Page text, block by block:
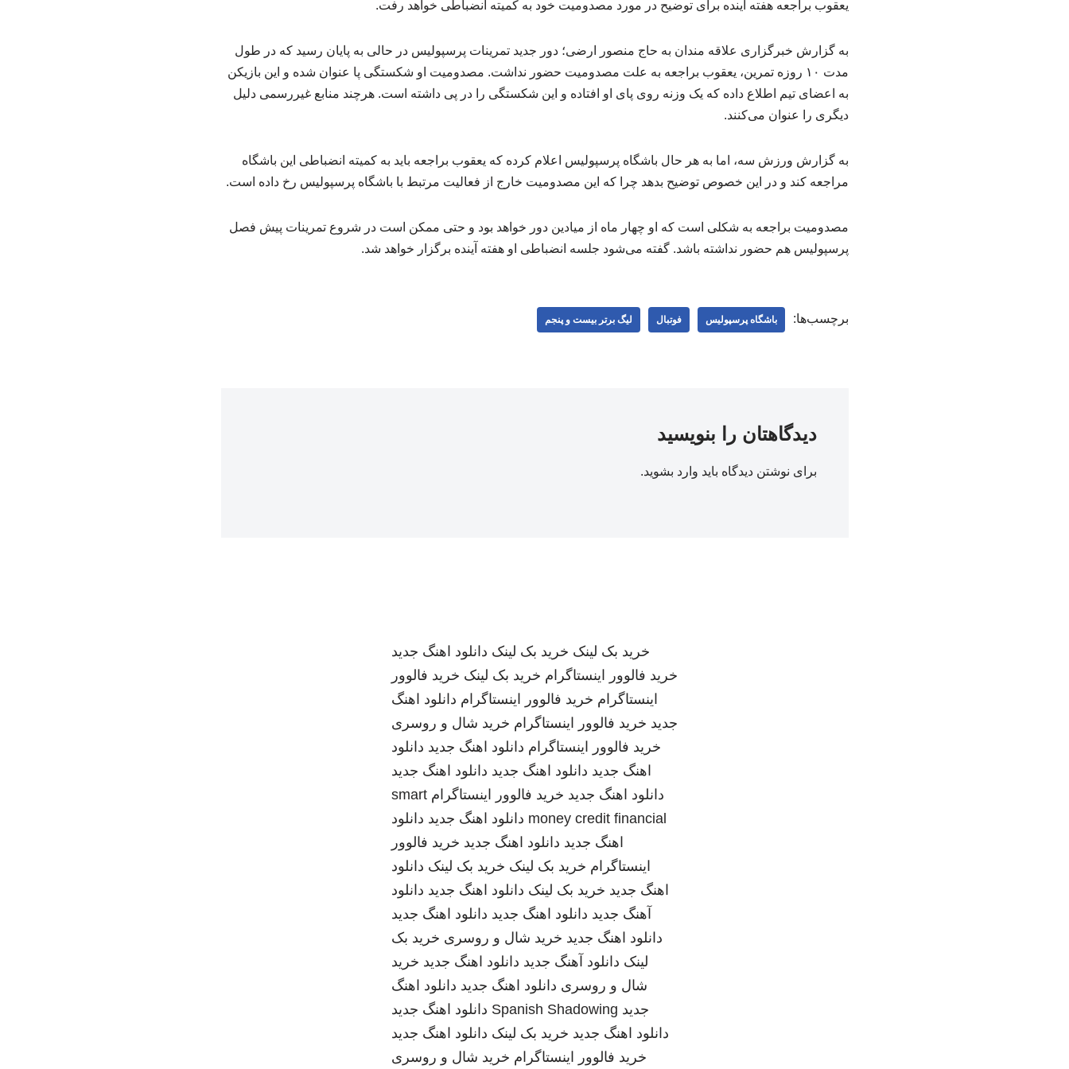
یعقوب براجعه هفته آینده برای توضیح در مورد مصدومیت خود به کمیته انضباطی خواهد رفت.
به گزارش خبرگزاری علاقه مندان به حاج منصور ارضی؛ دور جدید تمرینات پرسپولیس در حالی به پایان رسید که در طول
مدت ۱۰ روزه تمرین، یعقوب براجعه به علت مصدومیت حضور نداشت. مصدومیت او شکستگی پا عنوان شده و این بازیکن
به اعضای تیم اطلاع داده که یک وزنه روی پای او افتاده و این شکستگی را در پی داشته است. هرچند منابع غیررسمی دلیل
دیگری را عنوان می‌کنند.
به گزارش ورزش سه، اما به هر حال باشگاه پرسپولیس اعلام کرده که یعقوب براجعه باید به کمیته انضباطی این باشگاه
مراجعه کند و در این خصوص توضیح بدهد چرا که این مصدومیت خارج از فعالیت مرتبط با باشگاه پرسپولیس رخ داده است.
مصدومیت براجعه به شکلی است که او چهار ماه از میادین دور خواهد بود و حتی ممکن است در شروع تمرینات پیش فصل
پرسپولیس هم حضور نداشته باشد. گفته می‌شود جلسه انضباطی او هفته آینده برگزار خواهد شد.
برچسب‌ها: باشگاه پرسپولیس فوتبال لیگ برتر بیست و پنجم
دیدگاهتان را بنویسید
برای نوشتن دیدگاه باید وارد بشوید.
خرید بک لینک خرید بک لینک دانلود اهنگ جدید
خرید فالوور اینستاگرام خرید بک لینک خرید فالوور
اینستاگرام خرید فالوور اینستاگرام دانلود اهنگ
جدید خرید فالوور اینستاگرام خرید شال و روسری
خرید فالوور اینستاگرام دانلود اهنگ جدید دانلود
اهنگ جدید دانلود اهنگ جدید دانلود اهنگ جدید
دانلود اهنگ جدید خرید فالوور اینستاگرام smart
money credit financial دانلود اهنگ جدید دانلود
اهنگ جدید دانلود اهنگ جدید خرید فالوور
اینستاگرام خرید بک لینک خرید بک لینک دانلود
اهنگ جدید خرید بک لینک دانلود اهنگ جدید دانلود
آهنگ جدید دانلود اهنگ جدید دانلود اهنگ جدید
دانلود اهنگ جدید خرید شال و روسری خرید بک
لینک دانلود آهنگ جدید دانلود اهنگ جدید خرید
شال و روسری دانلود اهنگ جدید دانلود اهنگ
جدید Spanish Shadowing دانلود اهنگ جدید
دانلود اهنگ جدید خرید بک لینک دانلود اهنگ جدید
خرید فالوور اینستاگرام خرید شال و روسری